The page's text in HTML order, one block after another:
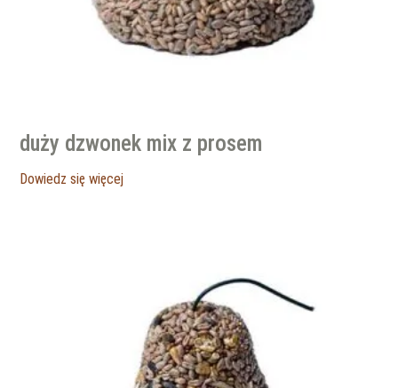
duży dzwonek mix z prosem
Dowiedz się więcej